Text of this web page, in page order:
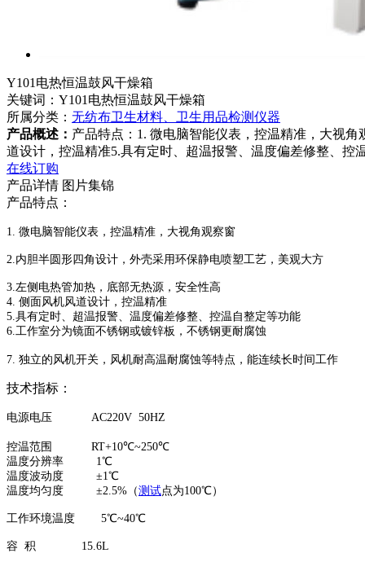
Y101电热恒温鼓风干燥箱
关键词：Y101电热恒温鼓风干燥箱
所属分类： 无纺布卫生材料、卫生用品检测仪器
产品概述： 产品特点：1. 微电脑智能仪表，控温精准，大视
道设计，控温精准5.具有定时、超温报警、温度偏差修整、
在线订购
产品详情 图片集锦
产品特点：
1. 微电脑智能仪表，控温精准，大视角观察窗
2.内胆半圆形四角设计，外壳采用环保静电喷塑工艺，美观大方
3.左侧电热管加热，底部无热源，安全性高
4. 侧面风机风道设计，控温精准
5.具有定时、超温报警、温度偏差修整、控温自整定等功能
6.工作室分为镜面不锈钢或镀锌板，不锈钢更耐腐蚀
7. 独立的风机开关，风机耐高温耐腐蚀等特点，能连续长时间工作
技术指标：
电源电压 AC220V 50HZ
控温范围 RT+10℃~250℃
温度分辨率 1℃
温度波动度 ±1℃
温度均匀度 ±2.5%（测试点为100℃）
工作环境温度 5℃~40℃
容 积 15.6L